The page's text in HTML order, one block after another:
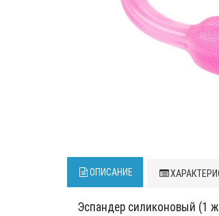
ОПИСАНИЕ
Эспандер силиконовый (1